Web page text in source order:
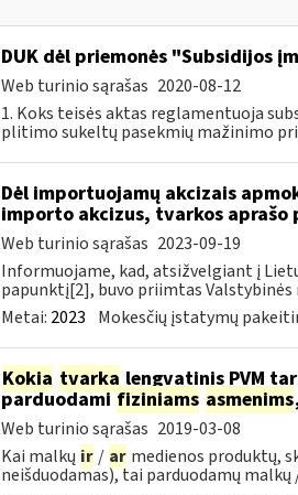
DUK dėl priemonės "Subsidijos
Web turinio sąrašas 2020-08-12
1. Koks teisės aktas reglamentuoja
plitimo sukeltų pasekmių mažinimo
Dėl importuojamų akcizais
importo akcizus, tvarkos
Web turinio sąrašas 2023-09-19
Informuojame, kad, atsižvelgiant į
papunktį[2], buvo priimtas Valstybinės
Metai: 2023 Mokesčių įstatymų
Kokia tvarkalengvatinis PVM
parduodamifiziniams asmenims
Web turinio sąrašas 2019-03-08
Kai malkų ir / ar medienos produktų,
neišduodamas), tai parduodamų malkų